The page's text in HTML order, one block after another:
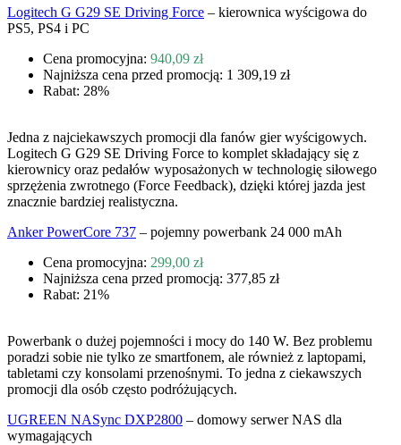
Logitech G G29 SE Driving Force – kierownica wyścigowa do
PS5, PS4 i PC
Cena promocyjna: 940,09 zł
Najniższa cena przed promocją: 1 309,19 zł
Rabat: 28%
Jedna z najciekawszych promocji dla fanów gier wyścigowych.
Logitech G G29 SE Driving Force to komplet składający się z
kierownicy oraz pedałów wyposażonych w technologię siłowego
sprzężenia zwrotnego (Force Feedback), dzięki której jazda jest
znacznie bardziej realistyczna.
Anker PowerCore 737 – pojemny powerbank 24 000 mAh
Cena promocyjna: 299,00 zł
Najniższa cena przed promocją: 377,85 zł
Rabat: 21%
Powerbank o dużej pojemności i mocy do 140 W. Bez problemu
poradzi sobie nie tylko ze smartfonem, ale również z laptopami,
tabletami czy konsolami przenośnymi. To jedna z ciekawszych
promocji dla osób często podróżujących.
UGREEN NASync DXP2800 – domowy serwer NAS dla
wymagających